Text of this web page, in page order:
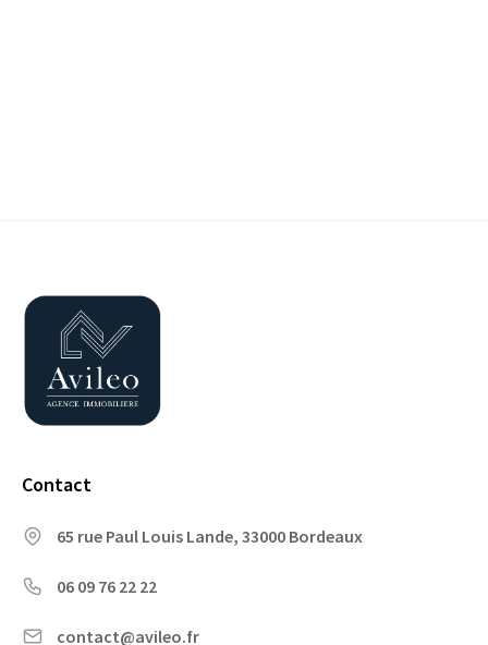
Contact
65 rue Paul Louis Lande, 33000 Bordeaux
06 09 76 22 22
contact@avileo.fr